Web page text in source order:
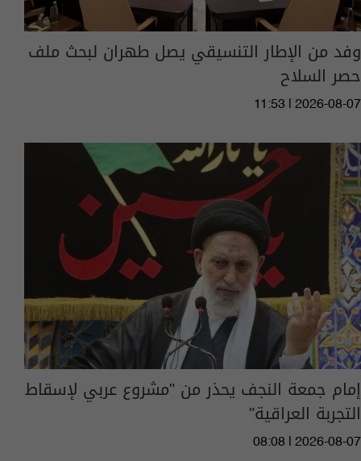
وفد من الإطار التنسيقي يصل طهران لبحث ملف
حصر السلاح
11:53 | 2026-08-07
إمام جمعة النجف يحذر من "مشروع عربي لإسقاط
التجربة العراقية"
08:08 | 2026-08-07